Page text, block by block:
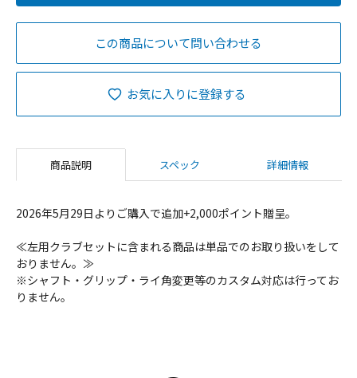
この商品について問い合わせる
お気に入りに登録する
商品説明 スペック 詳細情報
2026年5月29日よりご購入で追加+2,000ポイント贈呈。
≪左用クラブセットに含まれる商品は単品でのお取り扱いをして
おりません。≫
※シャフト・グリップ・ライ角変更等のカスタム対応は行ってお
りません。